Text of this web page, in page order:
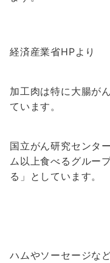
経済産業省HPより
加工肉は特に大腸が
ています。
国立がん研究センタ
ム以上食べるグルー
る」としています。
ハムやソーセージな